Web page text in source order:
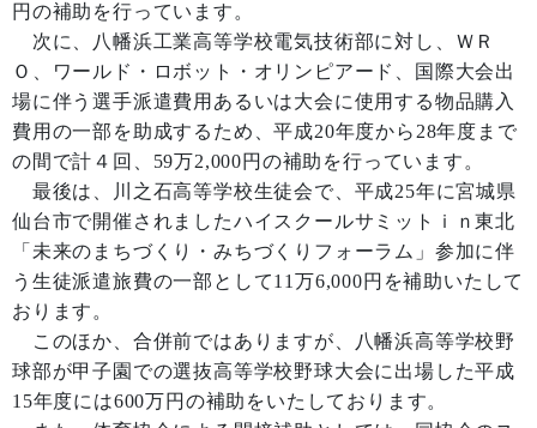
円の補助を行っています。
次に、八幡浜工業高等学校電気技術部に対し、ＷＲ
Ｏ、ワールド・ロボット・オリンピアード、国際大会出
場に伴う選手派遣費用あるいは大会に使用する物品購入
費用の一部を助成するため、平成20年度から28年度まで
の間で計４回、59万2,000円の補助を行っています。
最後は、川之石高等学校生徒会で、平成25年に宮城県
仙台市で開催されましたハイスクールサミットｉｎ東北
「未来のまちづくり・みちづくりフォーラム」参加に伴
う生徒派遣旅費の一部として11万6,000円を補助いたして
おります。
このほか、合併前ではありますが、八幡浜高等学校野
球部が甲子園での選抜高等学校野球大会に出場した平成
15年度には600万円の補助をいたしております。